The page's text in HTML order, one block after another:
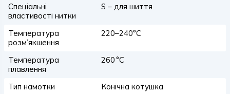
Спеціальні
властивості нитки
S – для шиття
Температура
розм’якшення
220–240°C
Температура
плавлення
260 °C
Тип намотки
Конічна котушка